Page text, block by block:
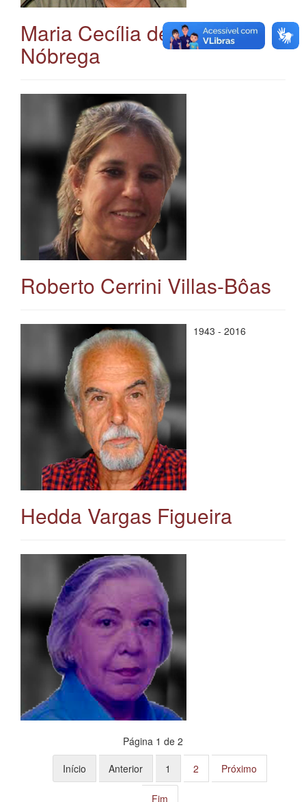
Maria Cecília de Souza
Nóbrega
Roberto Cerrini Villas-Bôas
1943 - 2016
Hedda Vargas Figueira
Página 1 de 2
Início
Anterior 1 2 Próximo
Fim